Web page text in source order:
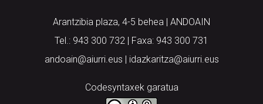
Arantzibia plaza, 4-5 behea | ANDOAIN
Tel.: 943 300 732 | Faxa: 943 300 731
andoain@aiurri.eus | idazkaritza@aiurri.eus
Codesyntaxek garatua